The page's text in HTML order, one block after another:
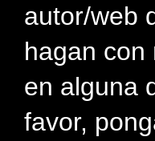
autor/web
hagan con
en alguna
favor,